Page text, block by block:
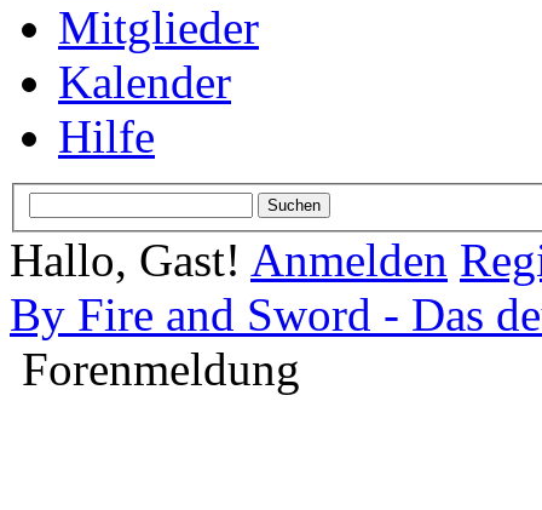
Mitglieder
Kalender
Hilfe
Hallo, Gast! Anmelden
By Fire and Sword - Das
Forenmeldung